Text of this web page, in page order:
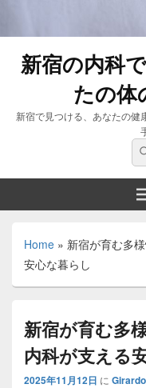
新宿の内科
たの体
新宿で見つける、あなたの健
検
索:
Home » 新宿が育む多
安心な暮らし
新宿が育む多
内科が支える
2025年11月12日 に Girardo